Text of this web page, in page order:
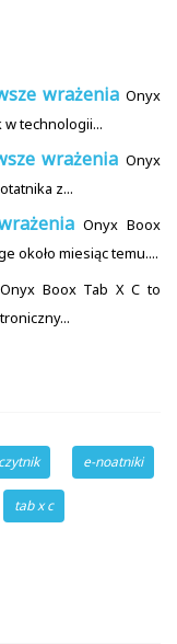
wrażenia Onyx
technologii...
wrażenia Onyx
z...
Onyx Boox
około miesiąc temu....
Onyx Boox Tab X C to
e-noatniki
tab x c